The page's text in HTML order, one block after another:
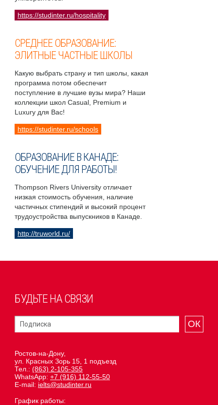
https://studinter.ru/hospitality
СРЕДНЕЕ ОБРАЗОВАНИЕ:
ЭЛИТНЫЕ ЧАСТНЫЕ ШКОЛЫ
Какую выбрать страну и тип школы, какая
программа потом обеспечит
поступление в лучшие вузы мира? Наши
коллекции школ Casual, Premium и
Luxury для Вас!
https://studinter.ru/schools
ОБРАЗОВАНИЕ В КАНАДЕ:
ОБУЧЕНИЕ ДЛЯ РАБОТЫ!
Thompson Rivers University отличает
низкая стоимость обучения, наличие
частичных стипендий и высокий процент
трудоустройства выпускников в Канаде.
http://truworld.ru/
БУДЬТЕ НА СВЯЗИ
ОК
Ростов-на-Дону,
ул. Красных Зорь 15, 1 подъезд
Тел.: (863) 2-105-355
WhatsApp: +7 (916) 112-55-50
E-mail: ielts@studinter.ru
График работы: